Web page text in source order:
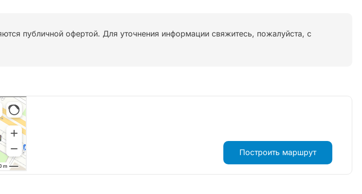
публичной офертой. Для уточнения информации свяжитесь, пожалуйста, с
Построить маршрут